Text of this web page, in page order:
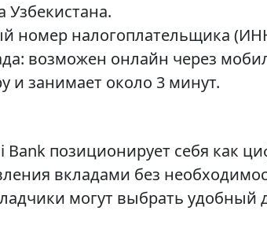
Узбекистана.
номер налогоплательщика
возможен онлайн через
и занимает около 3 минут.
Bank позиционирует себя как
вкладами без
могут выбрать удобный